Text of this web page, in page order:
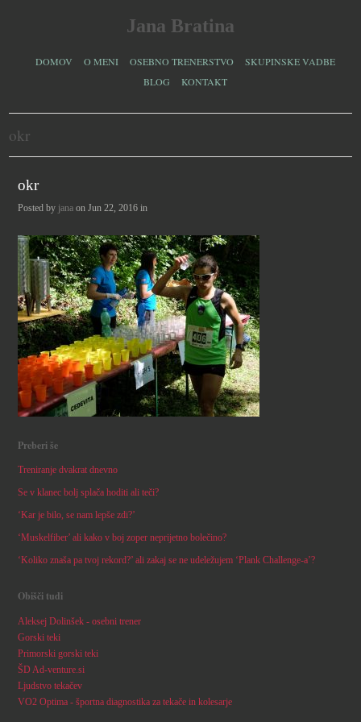
Jana Bratina
DOMOV O MENI OSEBNO TRENERSTVO
SKUPINSKE VADBE
BLOG
KONTAKT
okr
okr
Posted by janaon Jun 22, 2016 in
Preberi še
Treniranje dvakrat dnevno
Se v klanec bolj splača hoditi ali teči?
‘Kar je bilo, se nam lepše zdi?’
‘Muskelfiber’ ali kako v boj zoper neprijetno bolečino?
‘Koliko znaša pa tvoj rekord?’ ali zakaj se ne udeležujem ‘Plank Challenge-a’?
Obišči tudi
Aleksej Dolinšek - osebni trener
Gorski teki
Primorski gorski teki
ŠD Ad-venture.si
Ljudstvo tekačev
VO2 Optima - športna diagnostika za tekače in kolesarje